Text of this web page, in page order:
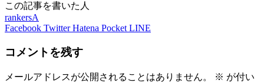
この記事を書いた人
rankersA
Facebook TwitterHatena Pocket LINE
コメントを残す
メールアドレスが公開されることはありません。 ※ が付い